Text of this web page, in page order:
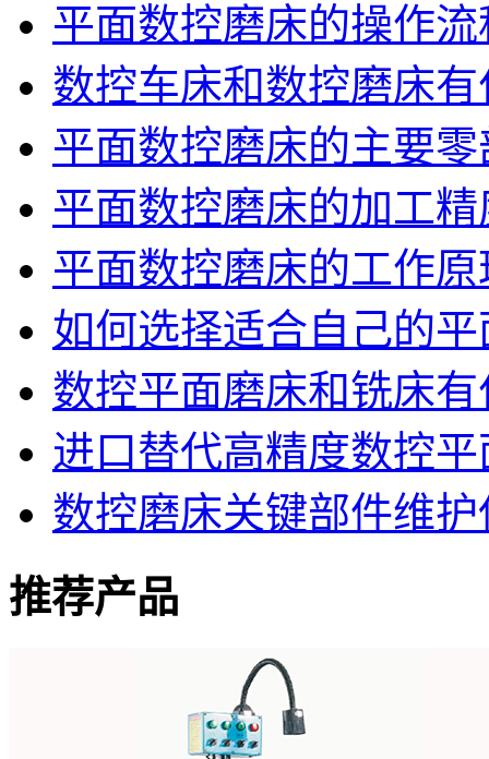
平面数控磨床的操作
数控车床和数控磨床
平面数控磨床的主要
平面数控磨床的加工
平面数控磨床的工作
如何选择适合自己的
数控平面磨床和铣床
进口替代高精度数控
数控磨床关键部件维
推荐产品